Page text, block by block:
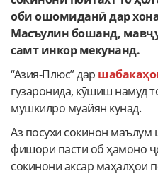
оби ошомиданӣ дар
Масъулин бошанд,
самт инкор мекунанд.
“Азия-Плюс” дар
гузаронида, кӯшиш намуд
мушкилро муайян кунад.
Аз посухи сокинон
фишори пасти об ҳамоно
сокинони аксар маҳалҳои